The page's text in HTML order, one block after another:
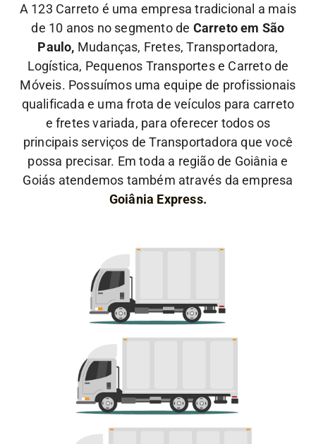
A 123 Carreto é uma empresa tradicional a mais
de 10 anos no segmento de Carreto em São
Paulo, Mudanças, Fretes, Transportadora,
Logística, Pequenos Transportes e Carreto de
Móveis. Possuímos uma equipe de profissionais
qualificada e uma frota de veículos para carreto
e fretes variada, para oferecer todos os
principais serviços de Transportadora que você
possa precisar. Em toda a região de Goiânia e
Goiás atendemos também através da empresa
Goiânia Express.